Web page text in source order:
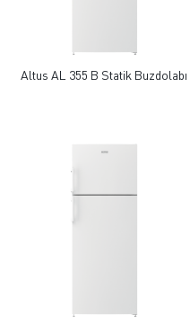
Altus AL 355 B Statik Buzdolabı